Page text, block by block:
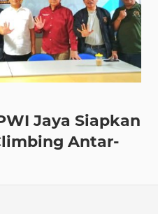
Jaya Siapkan
Antar-